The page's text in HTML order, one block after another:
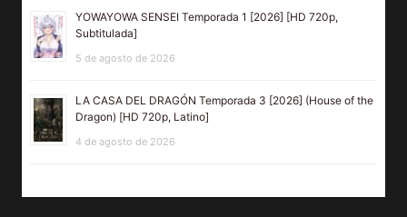
YOWAYOWA SENSEI Temporada 1 [2026] [HD 720p,
Subtitulada]
5 de agosto de 2026
LA CASA DEL DRAGÓN Temporada 3 [2026] (House of the
Dragon) [HD 720p, Latino]
4 de agosto de 2026